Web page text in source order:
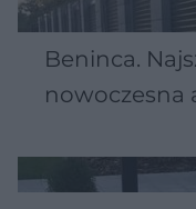
Beninca.
nowoczesna